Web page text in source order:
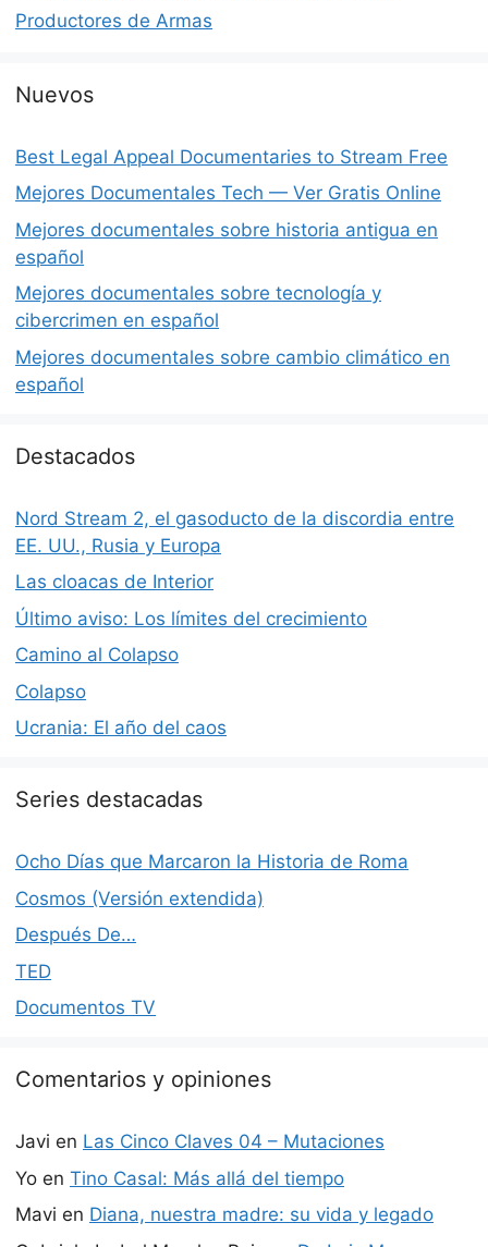
Productores de Armas
Nuevos
Best Legal Appeal Documentaries to Stream Free
Mejores Documentales Tech — Ver Gratis Online
Mejores documentales sobre historia antigua en
español
Mejores documentales sobre tecnología y
cibercrimen en español
Mejores documentales sobre cambio climático en
español
Destacados
Nord Stream 2, el gasoducto de la discordia entre
EE. UU., Rusia y Europa
Las cloacas de Interior
Último aviso: Los límites del crecimiento
Camino al Colapso
Colapso
Ucrania: El año del caos
Series destacadas
Ocho Días que Marcaron la Historia de Roma
Cosmos (Versión extendida)
Después De…
TED
Documentos TV
Comentarios y opiniones
Javi en Las Cinco Claves 04 – Mutaciones
Yo en Tino Casal: Más allá del tiempo
Mavi en Diana, nuestra madre: su vida y legado